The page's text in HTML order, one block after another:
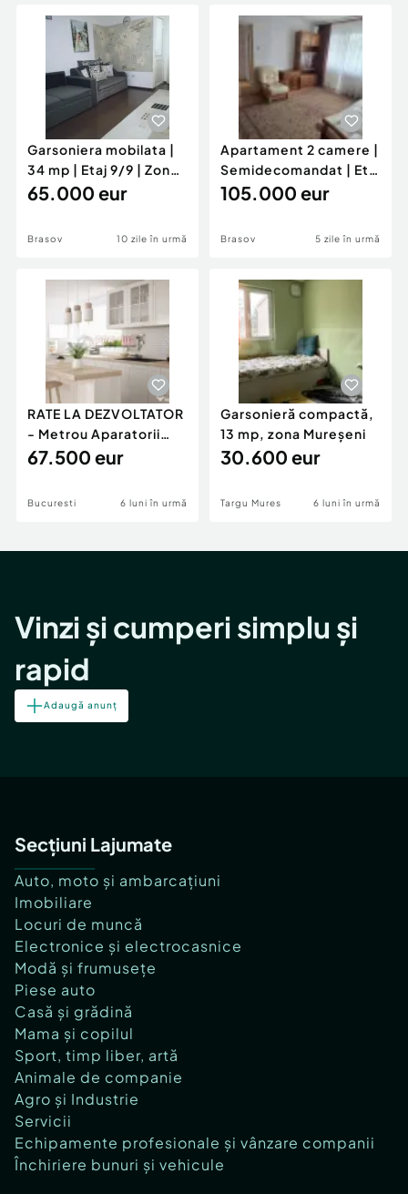
Servicii
Animale de companie
Afaceri și echipamente profesionale
Inchiriere Bunuri si Vehicule
Utilaje agricole si industriale
Piese auto si accesorii
Dacia Duster
Garsoniera mobilata |
34 mp | Etaj 9/9 | Zona
Astra
65.000 eur
Brasov 10 zile în urmă
Apartament 2 camere |
Semidecomandat | Etaj
1/4 | Centrul Civic
105.000 eur
Brasov 5 zile în urmă
RATE LA DEZVOLTATOR
- Metrou Aparatorii
Patriei -
67.500 eur
Bucuresti 6 luni în urmă
Garsonieră compactă,
13 mp, zona Mureșeni
30.600 eur
Targu Mures 6 luni în urmă
Vinzi și cumperi simplu și
rapid
Adaugă anunț
Secțiuni Lajumate
Auto, moto și ambarcațiuni
Imobiliare
Locuri de muncă
Electronice și electrocasnice
Modă și frumusețe
Piese auto
Casă și grădină
Mama și copilul
Sport, timp liber, artă
Animale de companie
Agro și Industrie
Servicii
Echipamente profesionale și vânzare companii
Închiriere bunuri și vehicule